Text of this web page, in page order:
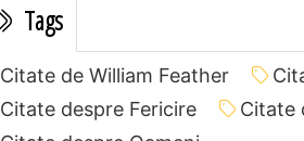
Tags
Citate de William Feather
Citate despre Fericire
Citate